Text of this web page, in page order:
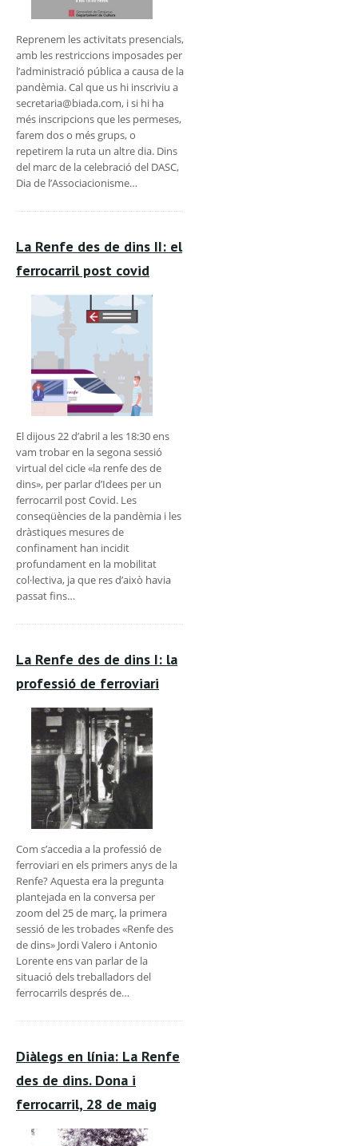
Reprenem les activitats presencials,
amb les restriccions imposades per
l’administració pública a causa de la
pandèmia. Cal que us hi inscriviu a
secretaria@biada.com, i si hi ha
més inscripcions que les permeses,
farem dos o més grups, o
repetirem la ruta un altre dia. Dins
del marc de la celebració del DASC,
Dia de l’Associacionisme…
La Renfe des de dins II: el
ferrocarril post covid
El dijous 22 d’abril a les 18:30 ens
vam trobar en la segona sessió
virtual del cicle «la renfe des de
dins», per parlar d’Idees per un
ferrocarril post Covid. Les
conseqüències de la pandèmia i les
dràstiques mesures de
confinament han incidit
profundament en la mobilitat
col·lectiva, ja que res d’això havia
passat fins…
La Renfe des de dins I: la
professió de ferroviari
Com s’accedia a la professió de
ferroviari en els primers anys de la
Renfe? Aquesta era la pregunta
plantejada en la conversa per
zoom del 25 de març, la primera
sessió de les trobades «Renfe des
de dins» Jordi Valero i Antonio
Lorente ens van parlar de la
situació dels treballadors del
ferrocarrils després de…
Diàlegs en línia: La Renfe
des de dins. Dona i
ferrocarril, 28 de maig